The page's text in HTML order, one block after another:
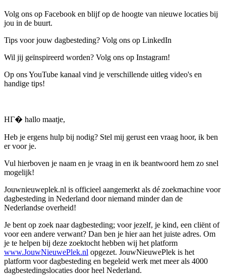
Volg ons op Facebook en blijf op de hoogte van nieuwe locaties bij
jou in de buurt.
Tips voor jouw dagbesteding? Volg ons op LinkedIn
Wil jij geïnspireerd worden? Volg ons op Instagram!
Op ons YouTube kanaal vind je verschillende uitleg video's en
handige tips!
HГ� hallo maatje,
Heb je ergens hulp bij nodig? Stel mij gerust een vraag hoor, ik ben
er voor je.
Vul hierboven je naam en je vraag in en ik beantwoord hem zo snel
mogelijk!
Jouwnieuweplek.nl is officieel aangemerkt als dé zoekmachine voor
dagbesteding in Nederland door niemand minder dan de
Nederlandse overheid!
Je bent op zoek naar dagbesteding; voor jezelf, je kind, een cliënt of
voor een andere verwant? Dan ben je hier aan het juiste adres. Om
je te helpen bij deze zoektocht hebben wij het platform
www.JouwNieuwePlek.nl opgezet. JouwNieuwePlek is het
platform voor dagbesteding en begeleid werk met meer als 4000
dagbestedingslocaties door heel Nederland.